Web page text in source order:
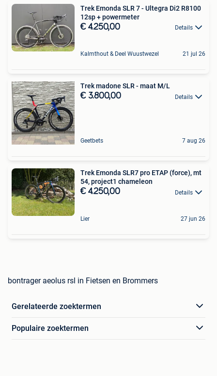
Trek Emonda SLR 7 - Ultegra Di2 R8100
12sp + powermeter
€ 4.250,00 Details
Kalmthout & Deel Wuustwezel 21 jul 26
Trek madone SLR - maat M/L
€ 3.800,00 Details
Geetbets 7 aug 26
Trek Emonda SLR7 pro ETAP (force), mt
54, project1 chameleon
€ 4.250,00 Details
Lier 27 jun 26
bontrager aeolus rsl in Fietsen en Brommers
Gerelateerde zoektermen
Populaire zoektermen